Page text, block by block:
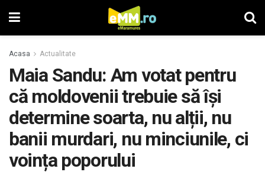
Acasa Actualitate
Maia Sandu: Am votat pentru
că moldovenii trebuie să își
determine soarta, nu alții, nu
banii murdari, nu minciunile, ci
voința poporului